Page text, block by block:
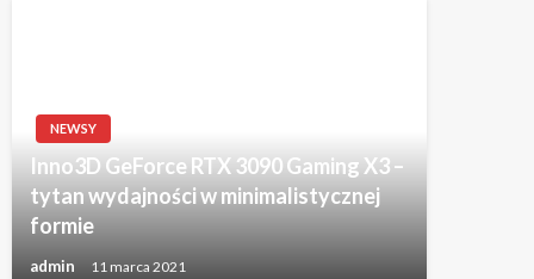
NEWSY
Inno3D GeForce RTX 3090 Gaming X3 –
tytan wydajności w minimalistycznej
formie
admin 11 marca 2021